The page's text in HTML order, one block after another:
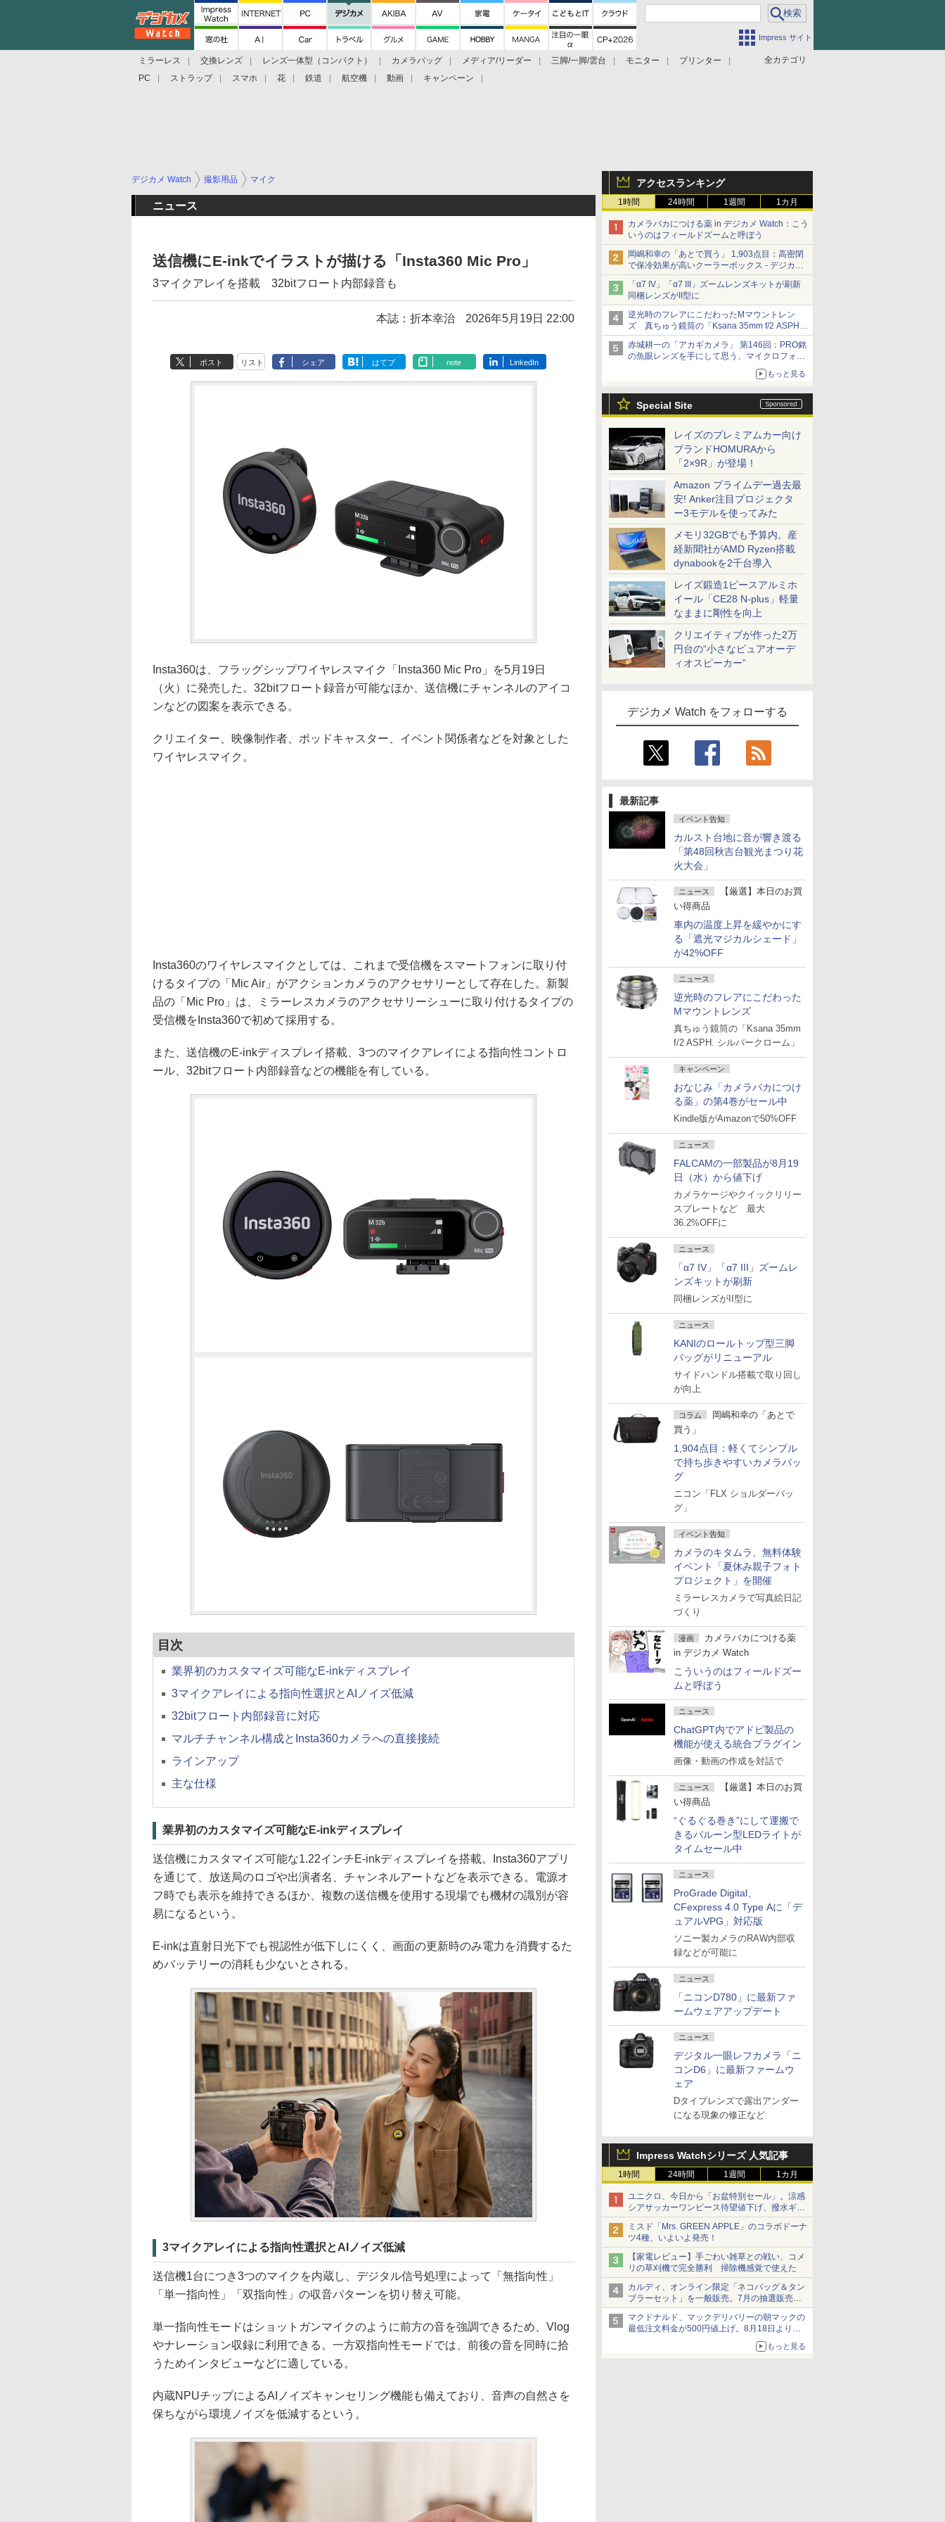
Impress サイト
全カテゴリ
ミラーレス 交換レンズ レンズ一体型（コンパクト） カメラバッグ メディア/リーダー 三脚/一脚/雲台 モニター
プリンター
PC
ストラップ スマホ 花 鉄道 航空機 動画 キャンペーン
アクセスランキング
1時間 24時間 1週間 1カ月
カメラバカにつける薬 in デジカメ Watch：こう
いうのはフィールドズームと呼ぼう
岡嶋和幸の「あとで買う」 1,903点目：高密閉
で保冷効果が高いクーラーボックス - デジカメ
Watch
「α7 IV」「α7 III」ズームレンズキットが刷新
同梱レンズがII型に
逆光時のフレアにこだわったMマウントレン
ズ 真ちゅう鏡筒の「Ksana 35mm f/2 ASPH.
シルバークローム」
赤城耕一の「アカギカメラ」 第146回：PRO銘
の魚眼レンズを手にして思う、マイクロフォー
もっと見る
Special Site
レイズのプレミアムカー向け
ブランドHOMURAから
「2×9R」が登場！
Amazon プライムデー過去最
安! Anker注目プロジェクタ
ー3モデルを使ってみた
メモリ32GBでも予算内。産
経新聞社がAMD Ryzen搭載
dynabookを2千台導入
レイズ鍛造1ピースアルミホ
イール「CE28 N-plus」軽量
なままに剛性を向上
クリエイティブが作った2万
円台の“小さなピュアオーデ
ィオスピーカー”
デジカメ Watch をフォローする
最新記事
イベント告知
カルスト台地に音が響き渡る
「第48回秋吉台観光まつり花
火大会」
ニュース
【厳選】本日のお買
い得商品
車内の温度上昇を緩やかにす
る「遮光マジカルシェード」
が42%OFF
ニュース
逆光時のフレアにこだわった
Mマウントレンズ
真ちゅう鏡筒の「Ksana 35mm
f/2 ASPH. シルバークローム」
キャンペーン
おなじみ「カメラバカにつけ
る薬」の第4巻がセール中
Kindle版がAmazonで50%OFF
ニュース
FALCAMの一部製品が8月19
日（水）から値下げ
カメラケージやクイックリリー
スプレートなど 最大
36.2%OFFに
ニュース
「α7 IV」「α7 III」ズームレ
ンズキットが刷新
同梱レンズがII型に
ニュース
KANIのロールトップ型三脚
バッグがリニューアル
サイドハンドル搭載で取り回し
が向上
コラム
岡嶋和幸の「あとで
買う」
1,904点目：軽くてシンプル
で持ち歩きやすいカメラバッ
グ
ニコン「FLX ショルダーバッ
グ」
イベント告知
カメラのキタムラ、無料体験
イベント「夏休み親子フォト
プロジェクト」を開催
ミラーレスカメラで写真絵日記
づくり
漫画
カメラバカにつける薬
in デジカメ Watch
こういうのはフィールドズー
ムと呼ぼう
ニュース
ChatGPT内でアドビ製品の
機能が使える統合プラグイン
画像・動画の作成を対話で
ニュース
【厳選】本日のお買
い得商品
“ぐるぐる巻き”にして運搬で
きるバルーン型LEDライトが
タイムセール中
ニュース
ProGrade Digital、
CFexpress 4.0 Type Aに「デ
ュアルVPG」対応版
ソニー製カメラのRAW内部収
録などが可能に
ニュース
「ニコンD780」に最新ファ
ームウェアアップデート
ニュース
デジタル一眼レフカメラ「ニ
コンD6」に最新ファームウ
ェア
Dタイプレンズで露出アンダー
になる現象の修正など
Impress Watchシリーズ 人気記事
1時間 24時間 1週間 1カ月
ユニクロ、今日から「お盆特別セール」。涼感
シアサッカーワンピース待望値下げ、撥水ギア
ショーツは1990円に
ミスド「Mrs. GREEN APPLE」のコラボドーナ
ツ4種、いよいよ発売！
【家電レビュー】手ごわい雑草との戦い、コメ
リの草刈機で完全勝利 掃除機感覚で使えた
カルディ、オンライン限定「ネコバッグ＆タン
ブラーセット」を一般販売。7月の抽選販売の
当選無効分
マクドナルド、マックデリバリーの朝マックの
最低注文料金が500円値上げ。8月18日より
もっと見る
デジカメ Watch 撮影用品 マイク
ニュース
送信機にE-inkでイラストが描ける「Insta360 Mic Pro」
3マイクアレイを搭載 32bitフロート内部録音も
本誌：折本幸治 2026年5月19日 22:00
ポスト リスト シェア はてブ note LinkedIn
Insta360は、フラッグシップワイヤレスマイク「Insta360 Mic Pro」を5月19日
（火）に発売した。32bitフロート録音が可能なほか、送信機にチャンネルのアイコ
ンなどの図案を表示できる。
クリエイター、映像制作者、ポッドキャスター、イベント関係者などを対象とした
ワイヤレスマイク。
Insta360のワイヤレスマイクとしては、これまで受信機をスマートフォンに取り付
けるタイプの「Mic Air」がアクションカメラのアクセサリーとして存在した。新製
品の「Mic Pro」は、ミラーレスカメラのアクセサリーシューに取り付けるタイプの
受信機をInsta360で初めて採用する。
また、送信機のE-inkディスプレイ搭載、3つのマイクアレイによる指向性コントロ
ール、32bitフロート内部録音などの機能を有している。
目次
業界初のカスタマイズ可能なE-inkディスプレイ
3マイクアレイによる指向性選択とAIノイズ低減
32bitフロート内部録音に対応
マルチチャンネル構成とInsta360カメラへの直接接続
ラインアップ
主な仕様
業界初のカスタマイズ可能なE-inkディスプレイ
送信機にカスタマイズ可能な1.22インチE-inkディスプレイを搭載。Insta360アプリ
を通じて、放送局のロゴや出演者名、チャンネルアートなどを表示できる。電源オ
フ時でも表示を維持できるほか、複数の送信機を使用する現場でも機材の識別が容
易になるという。
E-inkは直射日光下でも視認性が低下しにくく、画面の更新時のみ電力を消費するた
めバッテリーの消耗も少ないとされる。
3マイクアレイによる指向性選択とAIノイズ低減
送信機1台につき3つのマイクを内蔵し、デジタル信号処理によって「無指向性」
「単一指向性」「双指向性」の収音パターンを切り替え可能。
単一指向性モードはショットガンマイクのように前方の音を強調できるため、Vlog
やナレーション収録に利用できる。一方双指向性モードでは、前後の音を同時に拾
うためインタビューなどに適している。
内蔵NPUチップによるAIノイズキャンセリング機能も備えており、音声の自然さを
保ちながら環境ノイズを低減するという。